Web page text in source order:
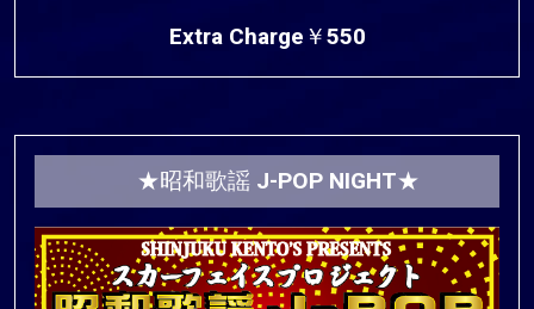
Extra Charge￥550
★昭和歌謡 J-POP NIGHT★